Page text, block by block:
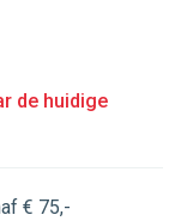
de huidige
€ 75,-